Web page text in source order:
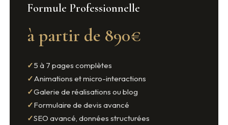
Formule Professionnelle
à partir de 890€
5 à 7 pages complètes
Animations et micro-interactions
Galerie de réalisations ou blog
Formulaire de devis avancé
SEO avancé, données structurées